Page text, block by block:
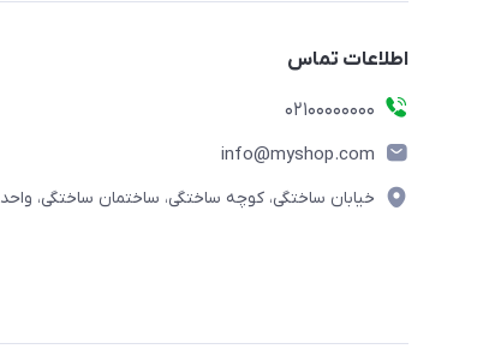
اطلاعات تماس
۰۲۱۰۰۰۰۰۰۰۰
info@myshop.com
خیابان ساختگی، کوچه ساختگی، ساختمان ساختگی، واحد ۰۰